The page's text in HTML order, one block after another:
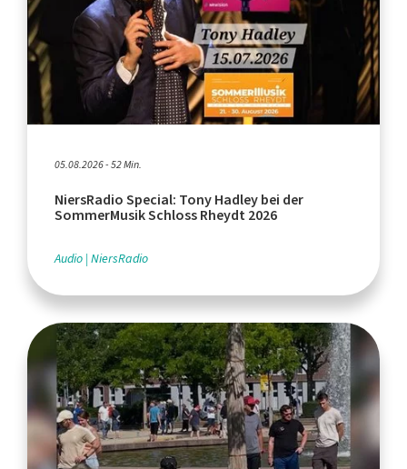
05.08.2026 - 52 Min.
NiersRadio Special: Tony Hadley bei der
SommerMusik Schloss Rheydt 2026
Audio NiersRadio